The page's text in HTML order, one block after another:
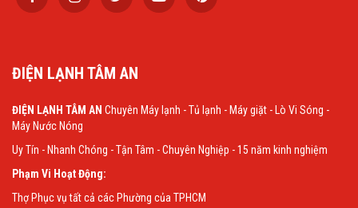
ĐIỆN LẠNH TÂM AN
ĐIỆN LẠNH TÂM AN Chuyên Máy lạnh - Tủ lạnh - Máy giặt - Lò Vi Sóng -
Máy Nước Nóng
Uy Tín - Nhanh Chóng - Tận Tâm - Chuyên Nghiệp - 15 năm kinh nghiệm
Phạm Vi Hoạt Động:
Thợ Phục vụ tất cả các Phường của TPHCM